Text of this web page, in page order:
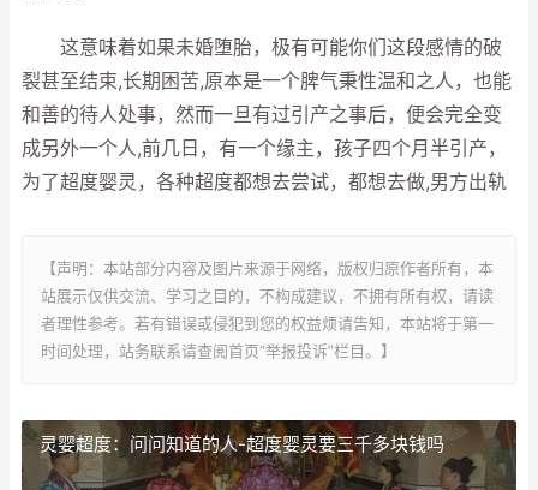
这意味着如果未婚堕胎，极有可能你们这段感情的破
裂甚至结束,长期困苦,原本是一个脾气秉性温和之人，也能
和善的待人处事，然而一旦有过引产之事后，便会完全变
成另外一个人,前几日，有一个缘主，孩子四个月半引产，
为了超度婴灵，各种超度都想去尝试，都想去做,男方出轨
【声明：本站部分内容及图片来源于网络，版权归原作者所有，本
站展示仅供交流、学习之目的，不构成建议，不拥有所有权，请读
者理性参考。若有错误或侵犯到您的权益烦请告知，本站将于第一
时间处理，站务联系请查阅首页“举报投诉”栏目。】
灵婴超度：问问知道的人-超度婴灵要三千多块钱吗